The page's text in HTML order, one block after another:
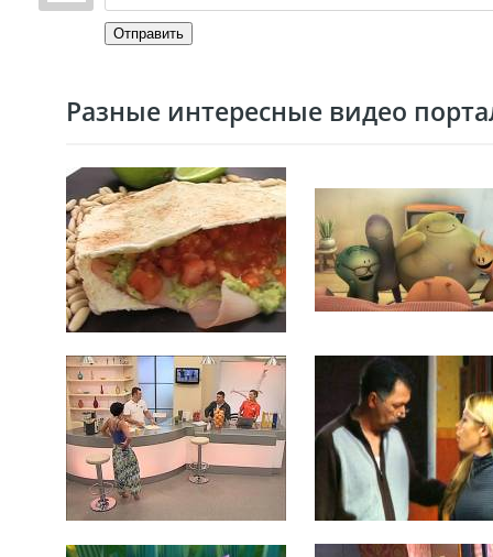
Отправить
Разные интересные видео